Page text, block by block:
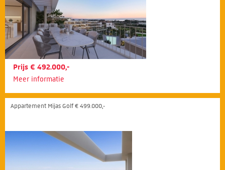
Prijs € 492.000,-
Meer informatie
Appartement Mijas Golf € 499.000,-